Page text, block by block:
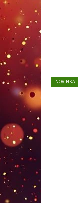
NOVINKA